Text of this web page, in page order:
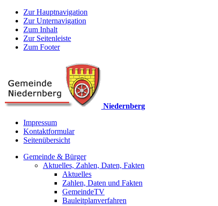
Zur Hauptnavigation
Zur Unternavigation
Zum Inhalt
Zur Seitenleiste
Zum Footer
Niedernberg
Impressum
Kontaktformular
Seitenübersicht
Gemeinde & Bürger
Aktuelles, Zahlen, Daten, Fakten
Aktuelles
Zahlen, Daten und Fakten
GemeindeTV
Bauleitplanverfahren